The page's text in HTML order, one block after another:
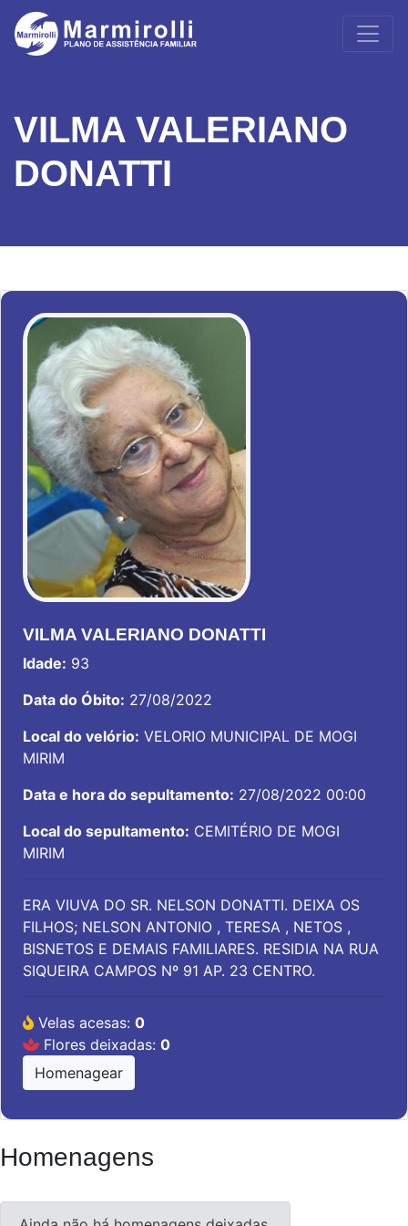
VILMA VALERIANO
DONATTI
VILMA VALERIANO DONATTI
Idade: 93
Data do Óbito: 27/08/2022
Local do velório: VELORIO MUNICIPAL DE MOGI
MIRIM
Data e hora do sepultamento: 27/08/2022 00:00
Local do sepultamento: CEMITÉRIO DE MOGI
MIRIM
ERA VIUVA DO SR. NELSON DONATTI. DEIXA OS
FILHOS; NELSON ANTONIO , TERESA , NETOS ,
BISNETOS E DEMAIS FAMILIARES. RESIDIA NA RUA
SIQUEIRA CAMPOS Nº 91 AP. 23 CENTRO.
Velas acesas: 0
Flores deixadas: 0
Homenagear
Homenagens